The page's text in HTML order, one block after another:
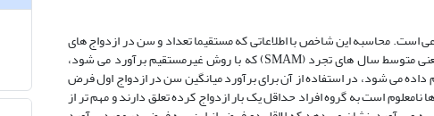
است. محاسبه این شاخص با اطلاعاتی که مستقیما تعداد و سن در ازدواج های
اول را اندازه گیری کند در بسیاری از کشورها و مناطق مقدور نیست. از این روی کاربرد معادل آن، یعنی متوسط سال های تجرد (SMAM) که با روش غیرمستقیم برآورد می شود،
می شود، در استفاده از آن برای برآورد میانگین سن در ازدواج اول فرض
است به گروه افراد حداقل یک بار ازدواج کرده تعلق دارند و مهم تر از